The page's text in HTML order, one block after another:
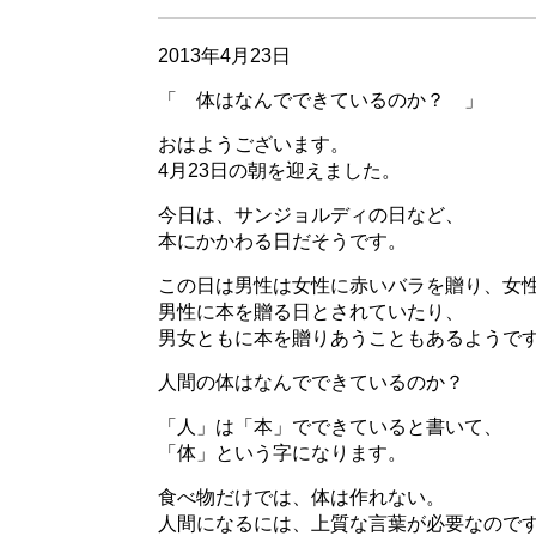
2013年4月23日
「 体はなんでできているのか？ 」
おはようございます。
4月23日の朝を迎えました。
今日は、サンジョルディの日など、
本にかかわる日だそうです。
この日は男性は女性に赤いバラを贈り、女
男性に本を贈る日とされていたり、
男女ともに本を贈りあうこともあるようです
人間の体はなんでできているのか？
「人」は「本」でできていると書いて、
「体」という字になります。
食べ物だけでは、体は作れない。
人間になるには、上質な言葉が必要なのです